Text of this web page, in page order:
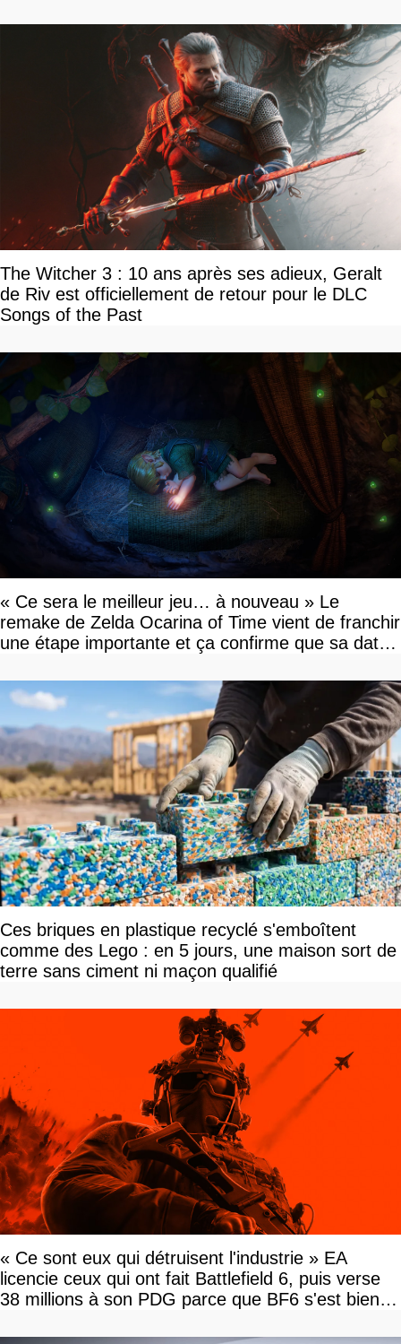
The Witcher 3 : 10 ans après ses adieux, Geralt
de Riv est officiellement de retour pour le DLC
Songs of the Past
« Ce sera le meilleur jeu… à nouveau » Le
remake de Zelda Ocarina of Time vient de franchir
une étape importante et ça confirme que sa date
Ces briques en plastique recyclé s'emboîtent
comme des Lego : en 5 jours, une maison sort de
terre sans ciment ni maçon qualifié
« Ce sont eux qui détruisent l'industrie » EA
licencie ceux qui ont fait Battlefield 6, puis verse
38 millions à son PDG parce que BF6 s'est bien